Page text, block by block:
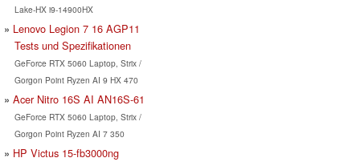
Lake-HX i9-14900HX
Lenovo Legion 7 16 AGP11
Tests und Spezifikationen
GeForce RTX 5060 Laptop, Strix /
Gorgon Point Ryzen AI 9 HX 470
Acer Nitro 16S AI AN16S-61
GeForce RTX 5060 Laptop, Strix /
Gorgon Point Ryzen AI 7 350
HP Victus 15-fb3000ng